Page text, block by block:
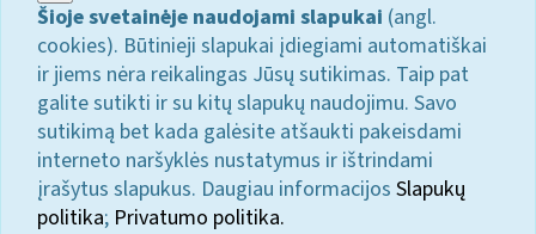
Šioje svetainėje naudojami slapukai (angl.
cookies). Būtinieji slapukai įdiegiami automatiškai
ir jiems nėra reikalingas Jūsų sutikimas. Taip pat
galite sutikti ir su kitų slapukų naudojimu. Savo
sutikimą bet kada galėsite atšaukti pakeisdami
interneto naršyklės nustatymus ir ištrindami
įrašytus slapukus. Daugiau informacijos Slapukų
politika; Privatumo politika.